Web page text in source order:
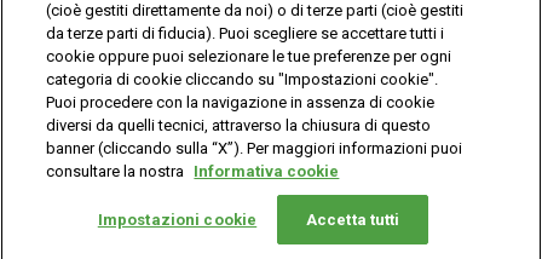
Vuoi giocare
online?
© Copyright Sisal Italia S.p.A. - P.I. 02433760135
Privacy Cookies
Mappa
del
sito
(cioè gestiti direttamente da noi) o di terze parti (cioè gestiti
da terze parti di fiducia). Puoi scegliere se accettare tutti i
cookie oppure puoi selezionare le tue preferenze per ogni
categoria di cookie cliccando su "Impostazioni cookie".
Puoi procedere con la navigazione in assenza di cookie
diversi da quelli tecnici, attraverso la chiusura di questo
banner (cliccando sulla “X”). Per maggiori informazioni puoi
consultare la nostra Informativa cookie
Impostazioni cookie Accetta tutti